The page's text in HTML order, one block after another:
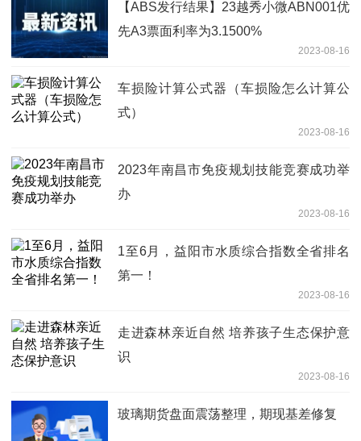
【ABS发行结果】23越秀小微ABN001优
先A3票面利率为3.1500%
2023-08-16
车损险计算公式器（车损险怎么计算公
式）
2023-08-16
2023年南昌市免疫规划技能竞赛成功举
办
2023-08-16
1至6月，益阳市水质综合指数全省排名
第一！
2023-08-16
走进森林亲近自然 培养孩子生态保护意
识
2023-08-16
玻璃期货盘面震荡整理，期现基差修复